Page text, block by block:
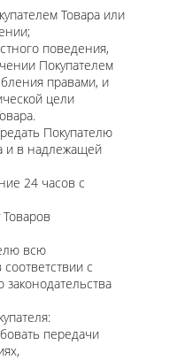
Товара или
поведения,
Покупателем
правами, и
цели
Покупателю
и в надлежащей
24 часов с
Товаров
всю
с
передачи